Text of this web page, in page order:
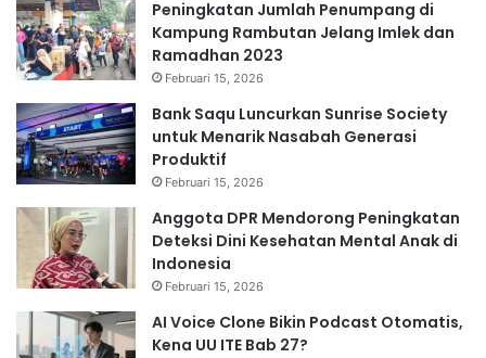
Peningkatan Jumlah Penumpang di
Kampung Rambutan Jelang Imlek dan
Ramadhan 2023
Februari 15, 2026
Bank Saqu Luncurkan Sunrise Society
untuk Menarik Nasabah Generasi
Produktif
Februari 15, 2026
Anggota DPR Mendorong Peningkatan
Deteksi Dini Kesehatan Mental Anak di
Indonesia
Februari 15, 2026
AI Voice Clone Bikin Podcast Otomatis,
Kena UU ITE Bab 27?